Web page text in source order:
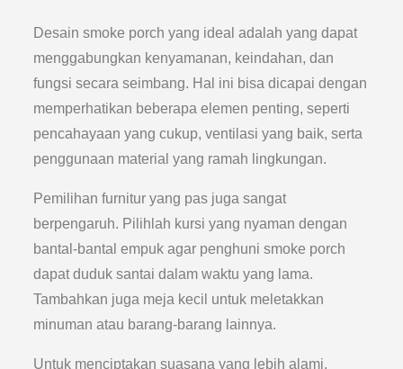
Desain smoke porch yang ideal adalah yang dapat
menggabungkan kenyamanan, keindahan, dan
fungsi secara seimbang. Hal ini bisa dicapai dengan
memperhatikan beberapa elemen penting, seperti
pencahayaan yang cukup, ventilasi yang baik, serta
penggunaan material yang ramah lingkungan.
Pemilihan furnitur yang pas juga sangat
berpengaruh. Pilihlah kursi yang nyaman dengan
bantal-bantal empuk agar penghuni smoke porch
dapat duduk santai dalam waktu yang lama.
Tambahkan juga meja kecil untuk meletakkan
minuman atau barang-barang lainnya.
Untuk menciptakan suasana yang lebih alami,